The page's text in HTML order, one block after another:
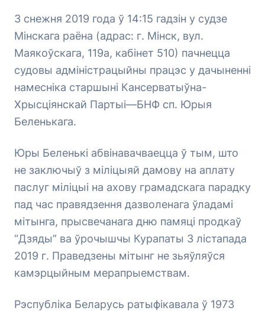
3 снежня 2019 года ў 14:15 гадзін у судзе
Мінскага раёна (адрас: г. Мінск, вул.
Маякоўскага, 119а, кабінет 510) пачнецца
судовы адміністрацыйны працэс у дачыненні
намесніка старшыні Кансерватыўна-
Хрысціянскай Партыі—БНФ сп. Юрыя
Беленькага.
Юры Беленькі абвінавачваецца ў тым, што
не заключыў з міліцыяй дамову на аплату
паслуг міліцыі на ахову грамадскага парадку
пад час правядзення дазволенага ўладамі
мітынга, прысвечанага дню памяці продкаў
“Дзяды” ва ўрочышчы Курапаты 3 лістапада
2019 г. Праведзены мітынг не зьяўляўся
камэрцыйным мерапрыемствам.
Рэспубліка Беларусь ратыфікавала ў 1973